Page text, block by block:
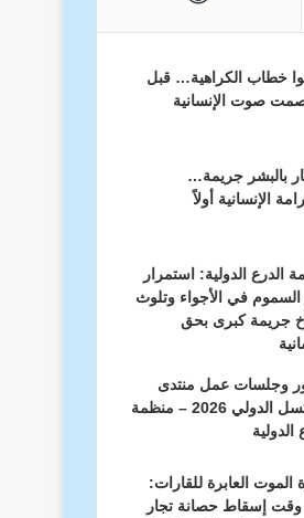
خطاب الكراهية… قبل
صوت الإنسانية
بالبشر جريمة…
الإنسانية أولاً
الدرع الدولية: استمرار
في الأجواء وتلوث
جريمة كبرى بحق
وجلسات عمل منتدى
بروكسل الدولي 2026 – منظمة
الدولية
الموت العابرة للقارات:
إسقاط حصانة تجار